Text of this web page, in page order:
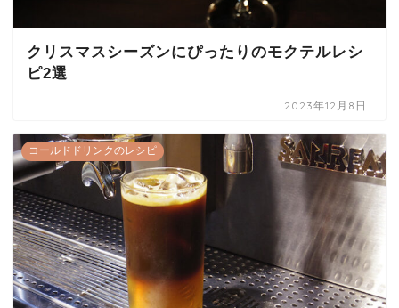
クリスマスシーズンにぴったりのモクテルレシ
ピ2選
2023年12月8日
コールドドリンクのレシピ